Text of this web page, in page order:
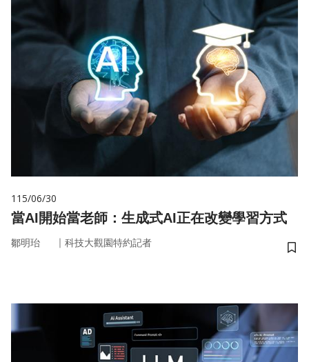
115/06/30
當AI開始當老師：生成式AI正在改變學習方式
鄒明珆 ｜ 科技大觀園特約記者
儲